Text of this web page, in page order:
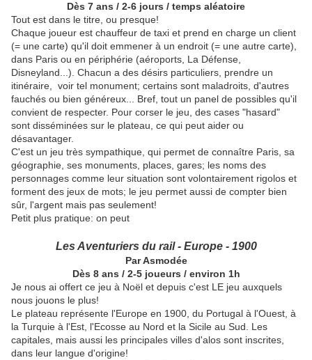
Dès 7 ans / 2-6 jours / temps aléatoire
Tout est dans le titre, ou presque!
Chaque joueur est chauffeur de taxi et prend en charge un client
(= une carte) qu'il doit emmener à un endroit (= une autre carte),
dans Paris ou en périphérie (aéroports, La Défense,
Disneyland...). Chacun a des désirs particuliers, prendre un
itinéraire, voir tel monument; certains sont maladroits, d'autres
fauchés ou bien généreux... Bref, tout un panel de possibles qu'il
convient de respecter. Pour corser le jeu, des cases "hasard"
sont disséminées sur le plateau, ce qui peut aider ou
désavantager.
C'est un jeu très sympathique, qui permet de connaître Paris, sa
géographie, ses monuments, places, gares; les noms des
personnages comme leur situation sont volontairement rigolos et
forment des jeux de mots; le jeu permet aussi de compter bien
sûr, l'argent mais pas seulement!
Petit plus pratique: on peut
Les Aventuriers du rail - Europe - 1900
Par Asmodée
Dès 8 ans / 2-5 joueurs / environ 1h
Je nous ai offert ce jeu à Noël et depuis c'est LE jeu auxquels
nous jouons le plus!
Le plateau représente l'Europe en 1900, du Portugal à l'Ouest, à
la Turquie à l'Est, l'Ecosse au Nord et la Sicile au Sud. Les
capitales, mais aussi les principales villes d'alos sont inscrites,
dans leur langue d'origine!